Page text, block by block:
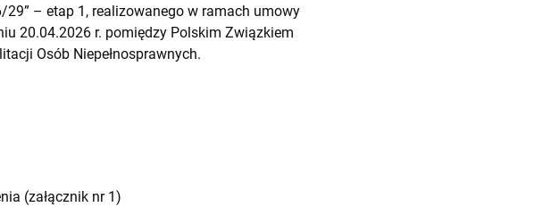
– etap 1, realizowanego w ramach umowy
20.04.2026 r. pomiędzy Polskim Związkiem
Osób Niepełnosprawnych.
(załącznik nr 1)